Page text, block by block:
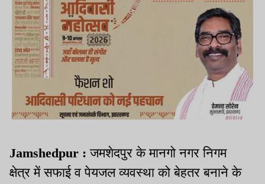
Jamshedpur :जमशेदपुर के मानगो नगर निगम
क्षेत्र में सफाई व पेयजल व्यवस्था को बेहतर बनाने के